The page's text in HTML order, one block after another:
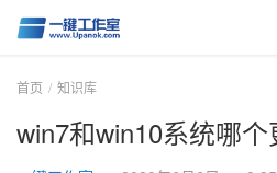
首页 知识库
win7和win10系统哪